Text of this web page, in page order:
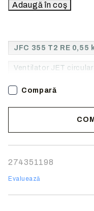
JFC 355 T2 RE 0,55
Ventilator JET circular
Noi vă vom
274351198
Evaluează
Compară